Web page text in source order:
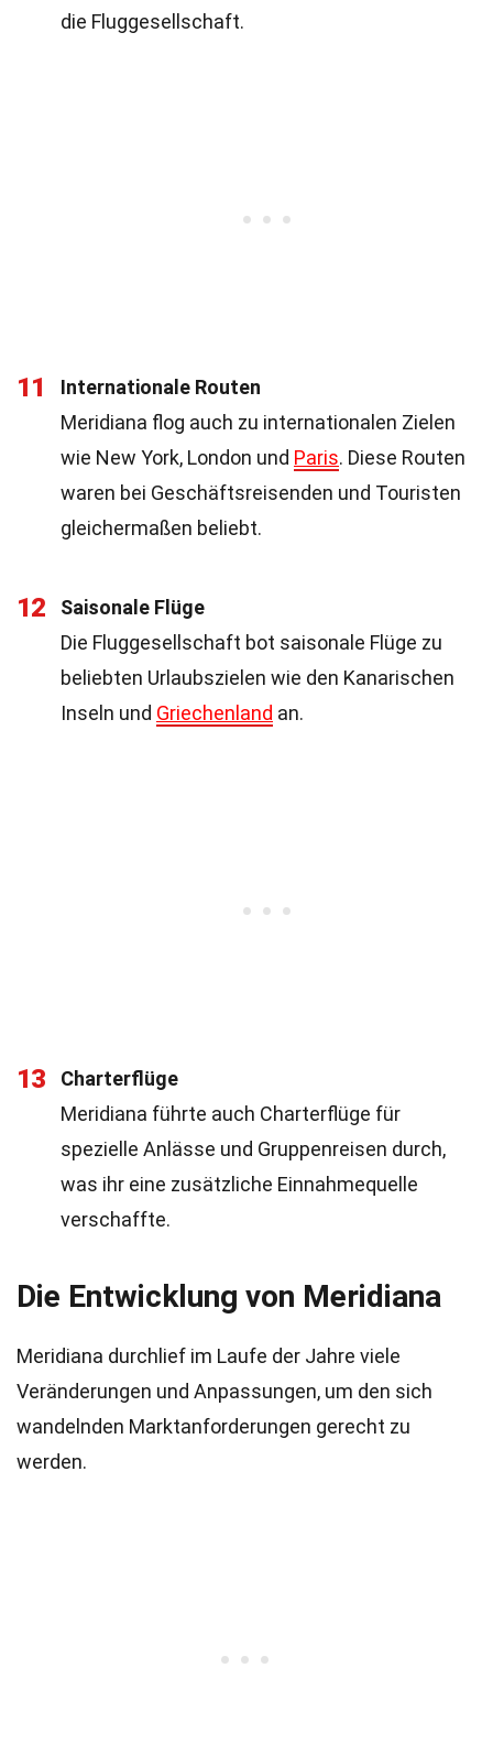
die Fluggesellschaft.
11
Internationale Routen
Meridiana flog auch zu internationalen Zielen
wie New York, London und Paris. Diese Routen
waren bei Geschäftsreisenden und Touristen
gleichermaßen beliebt.
12
Saisonale Flüge
Die Fluggesellschaft bot saisonale Flüge zu
beliebten Urlaubszielen wie den Kanarischen
Inseln und Griechenland an.
13
Charterflüge
Meridiana führte auch Charterflüge für
spezielle Anlässe und Gruppenreisen durch,
was ihr eine zusätzliche Einnahmequelle
verschaffte.
Die Entwicklung von Meridiana
Meridiana durchlief im Laufe der Jahre viele
Veränderungen und Anpassungen, um den sich
wandelnden Marktanforderungen gerecht zu
werden.